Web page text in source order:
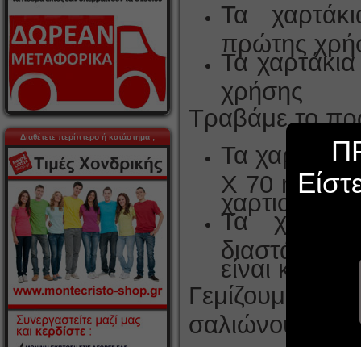
Διαθέτετε περίπτερο ή κατάστημα ;
Τα
πρώτης
Τα
χρήσης
Τραβάμε το
Τα
X 70 mm,
χαρτιού
Τα
είναι
Γεμίζουμε
σαλιώνουμε